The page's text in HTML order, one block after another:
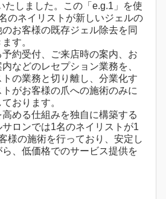
たしました。この「e.g.1」を使
のネイリストが新しいジェルの
お客様の既存ジェル除去を同
す。
約受付、ご来店時の案内、お
などのレセプション業務を、
の業務と切り離し、分業化す
がお客様の爪への施術のみに
おります。
める仕組みを独自に構築する
ロンでは1名のネイリストが1
様の施術を行っており、安定し
、低価格でのサービス提供を